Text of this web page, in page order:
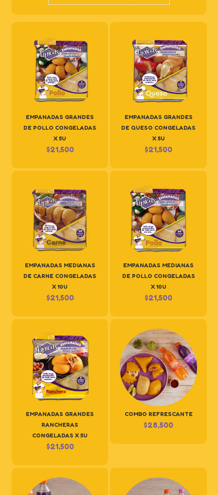
EMPANADAS GRANDES
DE POLLO CONGELADAS
X 5U
$21,500
EMPANADAS GRANDES
DE QUESO CONGELADAS
X 5U
$21,500
EMPANADAS MEDIANAS
DE CARNE CONGELADAS
X 10U
$21,500
EMPANADAS MEDIANAS
DE POLLO CONGELADAS
X 10U
$21,500
EMPANADAS GRANDES
RANCHERAS
CONGELADAS X 5U
$21,500
COMBO REFRESCANTE
$28,500